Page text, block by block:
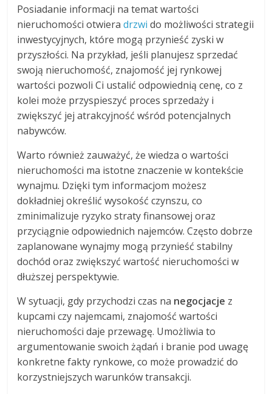
Posiadanie informacji na temat wartości
nieruchomości otwieradrzwi do możliwości strategii
inwestycyjnych, które mogą przynieść zyski w
przyszłości. Na przykład, jeśli planujesz sprzedać
swoją nieruchomość, znajomość jej rynkowej
wartości pozwoli Ci ustalić odpowiednią cenę, co z
kolei może przyspieszyć proces sprzedaży i
zwiększyć jej atrakcyjność wśród potencjalnych
nabywców.
Warto również zauważyć, że wiedza o wartości
nieruchomości ma istotne znaczenie w kontekście
wynajmu. Dzięki tym informacjom możesz
dokładniej określić wysokość czynszu, co
zminimalizuje ryzyko straty finansowej oraz
przyciągnie odpowiednich najemców. Często dobrze
zaplanowane wynajmy mogą przynieść stabilny
dochód oraz zwiększyć wartość nieruchomości w
dłuższej perspektywie.
W sytuacji, gdy przychodzi czas na negocjacje z
kupcami czy najemcami, znajomość wartości
nieruchomości daje przewagę. Umożliwia to
argumentowanie swoich żądań i branie pod uwagę
konkretne fakty rynkowe, co może prowadzić do
korzystniejszych warunków transakcji.